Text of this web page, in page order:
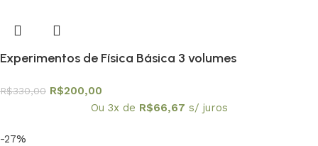
Experimentos de Física Básica 3 volumes
R$330,00 R$200,00
Ou 3x de R$66,67 s/ juros
-27%